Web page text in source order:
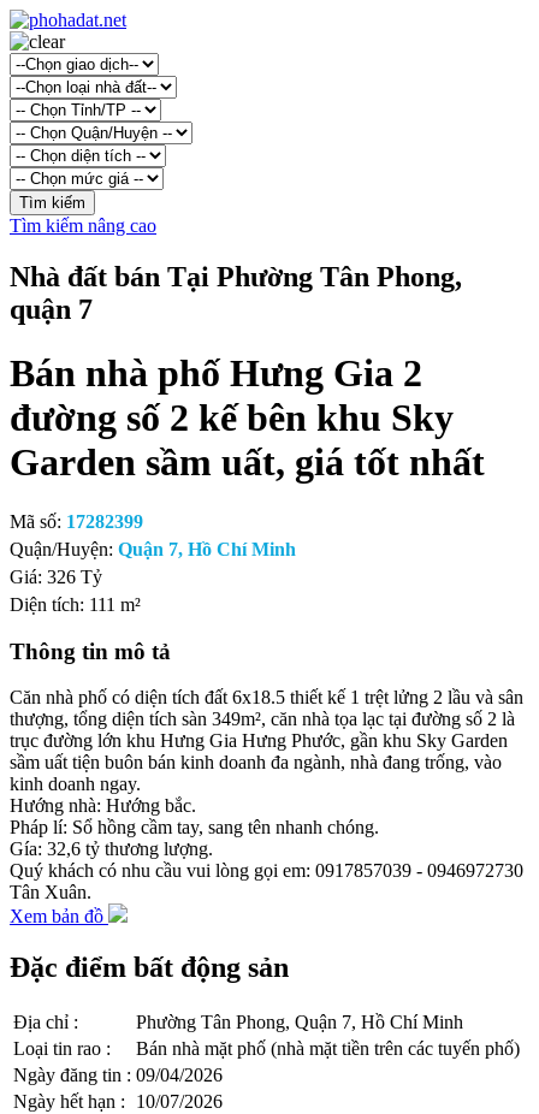
Tìm kiếm nâng cao
Nhà đất bán Tại Phường Tân Phong,
quận 7
Bán nhà phố Hưng Gia 2
đường số 2 kế bên khu Sky
Garden sầm uất, giá tốt nhất
Mã số: 17282399
Quận/Huyện: Quận 7, Hồ Chí Minh
Giá: 326 Tỷ
Diện tích: 111 m²
Thông tin mô tả
Căn nhà phố có diện tích đất 6x18.5 thiết kế 1 trệt lửng 2 lầu và sân
thượng, tổng diện tích sàn 349m², căn nhà tọa lạc tại đường số 2 là
trục đường lớn khu Hưng Gia Hưng Phước, gần khu Sky Garden
sầm uất tiện buôn bán kinh doanh đa ngành, nhà đang trống, vào
kinh doanh ngay.
Hướng nhà: Hướng bắc.
Pháp lí: Sổ hồng cầm tay, sang tên nhanh chóng.
Gía: 32,6 tỷ thương lượng.
Quý khách có nhu cầu vui lòng gọi em: 0917857039 - 0946972730
Tân Xuân.
Xem bản đồ
Đặc điểm bất động sản
Địa chỉ :
Phường Tân Phong, Quận 7, Hồ Chí Minh
Loại tin rao :
Bán nhà mặt phố (nhà mặt tiền trên các tuyến phố)
Ngày đăng tin : 09/04/2026
Ngày hết hạn :
10/07/2026